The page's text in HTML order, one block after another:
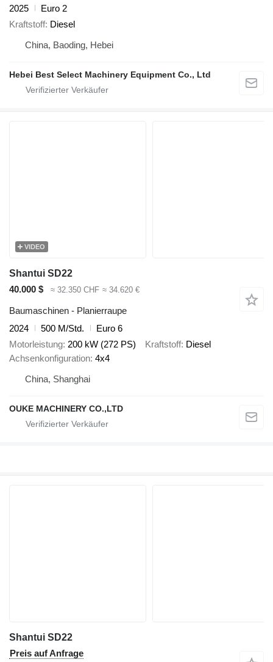
2025
Euro 2
Kraftstoff Diesel
China, Baoding, Hebei
Hebei Best Select Machinery Equipment Co., Ltd
VIDEO
Shantui SD22
40.000 $
≈ 32.350 CHF ≈ 34.620 €
Baumaschinen - Planierraupe
2024
500 M/Std.
Euro 6
Motorleistung 200 kW (272 PS) Kraftstoff Diesel
Achsenkonfiguration 4x4
China, Shanghai
OUKE MACHINERY CO.,LTD
Shantui SD22
Preis auf Anfrage